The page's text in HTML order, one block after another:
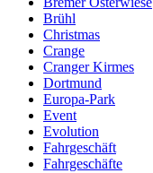
Brühl
Christmas
Crange
Cranger Kirmes
Dortmund
Europa-Park
Event
Evolution
Fahrgeschäft
Fahrgeschäfte